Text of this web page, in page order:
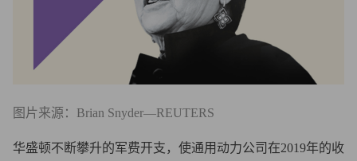
图片来源：Brian Snyder—REUTERS
华盛顿不断攀升的军费开支，使通用动力公司在2019年的收